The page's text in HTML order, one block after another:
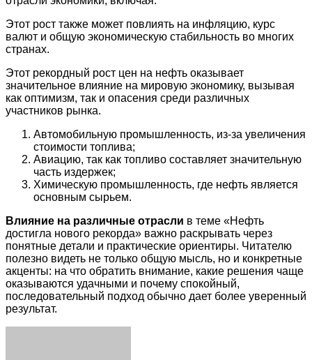
Этот рост также может повлиять на инфляцию, курс
валют и общую экономическую стабильность во многих
странах.
Этот рекордный рост цен на нефть оказывает
значительное влияние на мировую экономику, вызывая
как оптимизм, так и опасения среди различных
участников рынка.
Автомобильную промышленность, из-за увеличения
стоимости топлива;
Авиацию, так как топливо составляет значительную
часть издержек;
Химическую промышленность, где нефть является
основным сырьем.
Влияние на различные отрасли в теме «Нефть
достигла нового рекорда» важно раскрывать через
понятные детали и практические ориентиры. Читателю
полезно видеть не только общую мысль, но и конкретные
акценты: на что обратить внимание, какие решения чаще
оказываются удачными и почему спокойный,
последовательный подход обычно дает более уверенный
результат.